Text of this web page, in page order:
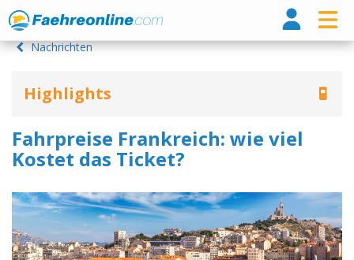
Nachrichten
Highlights
Fahrpreise Frankreich: wie viel
Kostet das Ticket?